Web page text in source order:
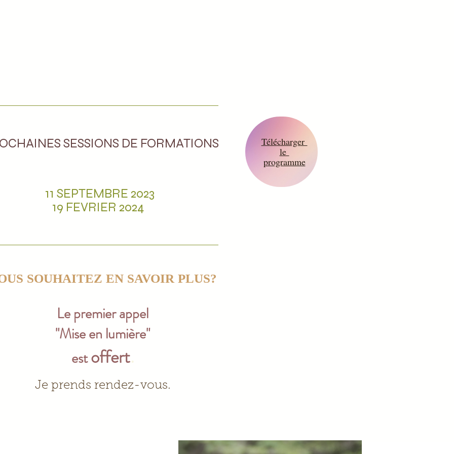
SESSIONS DE FORMATIONS
11 SEPTEMBRE 2023
19 FEVRIER 2024
Télécharger
le
programme
SOUHAITEZ EN SAVOIR PLUS?
Le premier appel
"Mise en lumière"
estoffert.
Je prends rendez-vous.